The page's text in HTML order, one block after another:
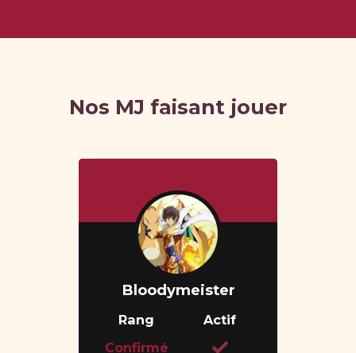
Nos MJ faisant jouer
Bloodymeister
Rang
Confirmé
Actif